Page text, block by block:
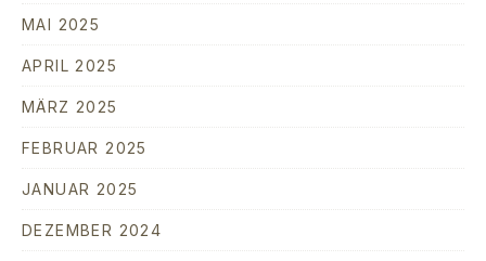
MAI 2025
APRIL 2025
MÄRZ 2025
FEBRUAR 2025
JANUAR 2025
DEZEMBER 2024